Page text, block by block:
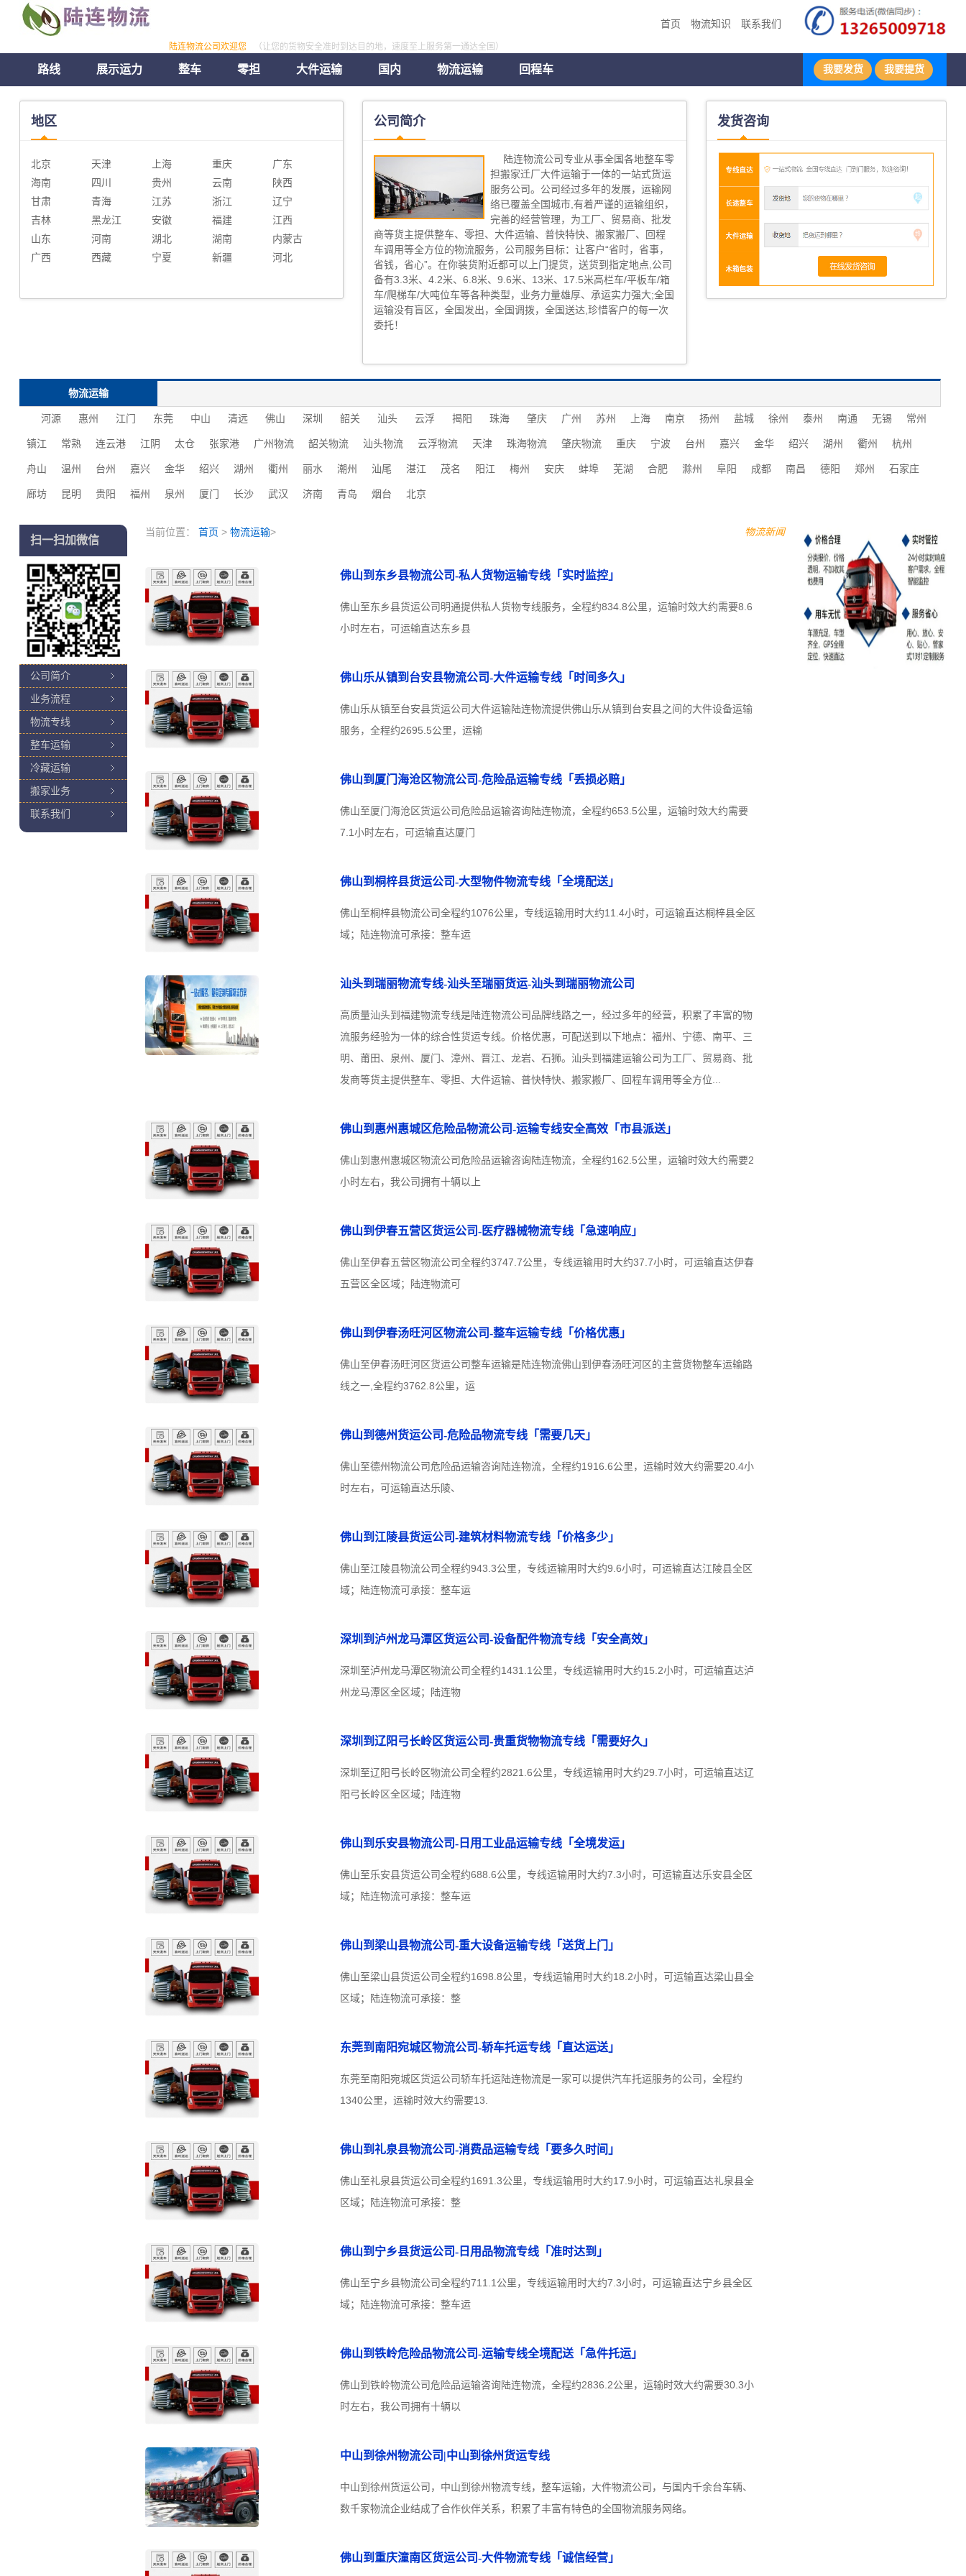
首页 物流知识 联系我们
陆连物流公司欢迎您 （让您的货物安全准时到达目的地，速度至上服务第一通达全国）
路线 展示运力 整车 零担 大件运输 国内 物流运输 回程车 我要发货 我要提货
地区
北京 天津 上海 重庆
广东
海南
四川 贵州 云南
陕西
甘肃
青海 江苏 浙江
辽宁
吉林
黑龙江 安徽 福建
江西
山东
河南 湖北 湖南
内蒙古
广西
西藏 宁夏 新疆 河北
公司简介
陆连物流公司专业从事全国各地整车零
担搬家迁厂大件运输于一体的一站式货运
服务公司。公司经过多年的发展，运输网
络已覆盖全国城市,有着严谨的运输组织，
完善的经营管理，为工厂、贸易商、批发
商等货主提供整车、零担、大件运输、普快特快、搬家搬厂、回程
车调用等全方位的物流服务，公司服务目标：让客户“省时，省事，
省钱，省心”。在你装货附近都可以上门提货，送货到指定地点,公司
备有3.3米、4.2米、6.8米、9.6米、13米、17.5米高栏车/平板车/箱
车/爬梯车/大吨位车等各种类型，业务力量雄厚、承运实力强大;全国
运输没有盲区，全国发出，全国调拨，全国送达,珍惜客户的每一次
委托！
发货咨询
物流运输
河源 惠州 江门 东莞 中山 清远 佛山 深圳 韶关 汕头 云浮 揭阳 珠海 肇庆 广州 苏州 上海 南京 扬州 盐城 徐州 泰州 南通 无锡 常州
镇江 常熟 连云港 江阴 太仓 张家港 广州物流 韶关物流 汕头物流 云浮物流 天津 珠海物流 肇庆物流 重庆 宁波 台州 嘉兴 金华 绍兴 湖州 衢州 杭州
舟山 温州 台州 嘉兴 金华 绍兴 湖州 衢州 丽水 潮州 汕尾 湛江 茂名 阳江 梅州 安庆 蚌埠 芜湖 合肥 滁州 阜阳 成都 南昌 德阳 郑州 石家庄
廊坊 昆明 贵阳 福州 泉州 厦门 长沙 ‌‌武汉 济南 青岛 烟台 北京
当前位置： 首页 > 物流运输> 物流新闻
佛山到东乡县物流公司-私人货物运输专线「实时监控」
佛山至东乡县货运公司明通提供私人货物专线服务，全程约834.8公里，运输时效大约需要8.6
小时左右，可运输直达东乡县
佛山乐从镇到台安县物流公司-大件运输专线「时间多久」
佛山乐从镇至台安县货运公司大件运输陆连物流提供佛山乐从镇到台安县之间的大件设备运输
服务，全程约2695.5公里，运输
佛山到厦门海沧区物流公司-危险品运输专线「丢损必赔」
佛山至厦门海沧区货运公司危险品运输咨询陆连物流，全程约653.5公里，运输时效大约需要
7.1小时左右，可运输直达厦门
佛山到桐梓县货运公司-大型物件物流专线「全境配送」
佛山至桐梓县物流公司全程约1076公里，专线运输用时大约11.4小时，可运输直达桐梓县全区
域；陆连物流可承接：整车运
汕头到瑞丽物流专线-汕头至瑞丽货运-汕头到瑞丽物流公司
高质量汕头到福建物流专线是陆连物流公司品牌线路之一，经过多年的经营，积累了丰富的物
流服务经验为一体的综合性货运专线。价格优惠，可配送到以下地点：福州、宁德、南平、三
明、莆田、泉州、厦门、漳州、晋江、龙岩、石狮。汕头到福建运输公司为工厂、贸易商、批
发商等货主提供整车、零担、大件运输、普快特快、搬家搬厂、回程车调用等全方位...
佛山到惠州惠城区危险品物流公司-运输专线安全高效「市县派送」
佛山到惠州惠城区物流公司危险品运输咨询陆连物流，全程约162.5公里，运输时效大约需要2
小时左右，我公司拥有十辆以上
佛山到伊春五营区货运公司-医疗器械物流专线「急速响应」
佛山至伊春五营区物流公司全程约3747.7公里，专线运输用时大约37.7小时，可运输直达伊春
五营区全区域；陆连物流可
佛山到伊春汤旺河区物流公司-整车运输专线「价格优惠」
佛山至伊春汤旺河区货运公司整车运输是陆连物流佛山到伊春汤旺河区的主营货物整车运输路
线之一,全程约3762.8公里，运
佛山到德州货运公司-危险品物流专线「需要几天」
佛山至德州物流公司危险品运输咨询陆连物流，全程约1916.6公里，运输时效大约需要20.4小
时左右，可运输直达乐陵、
佛山到江陵县货运公司-建筑材料物流专线「价格多少」
佛山至江陵县物流公司全程约943.3公里，专线运输用时大约9.6小时，可运输直达江陵县全区
域；陆连物流可承接：整车运
深圳到泸州龙马潭区货运公司-设备配件物流专线「安全高效」
深圳至泸州龙马潭区物流公司全程约1431.1公里，专线运输用时大约15.2小时，可运输直达泸
州龙马潭区全区域；陆连物
深圳到辽阳弓长岭区货运公司-贵重货物物流专线「需要好久」
深圳至辽阳弓长岭区物流公司全程约2821.6公里，专线运输用时大约29.7小时，可运输直达辽
阳弓长岭区全区域；陆连物
佛山到乐安县物流公司-日用工业品运输专线「全境发运」
佛山至乐安县货运公司全程约688.6公里，专线运输用时大约7.3小时，可运输直达乐安县全区
域；陆连物流可承接：整车运
佛山到梁山县物流公司-重大设备运输专线「送货上门」
佛山至梁山县货运公司全程约1698.8公里，专线运输用时大约18.2小时，可运输直达梁山县全
区域；陆连物流可承接：整
东莞到南阳宛城区物流公司-轿车托运专线「直达运送」
东莞至南阳宛城区货运公司轿车托运陆连物流是一家可以提供汽车托运服务的公司，全程约
1340公里，运输时效大约需要13.
佛山到礼泉县物流公司-消费品运输专线「要多久时间」
佛山至礼泉县货运公司全程约1691.3公里，专线运输用时大约17.9小时，可运输直达礼泉县全
区域；陆连物流可承接：整
佛山到宁乡县货运公司-日用品物流专线「准时达到」
佛山至宁乡县物流公司全程约711.1公里，专线运输用时大约7.3小时，可运输直达宁乡县全区
域；陆连物流可承接：整车运
佛山到铁岭危险品物流公司-运输专线全境配送「急件托运」
佛山到铁岭物流公司危险品运输咨询陆连物流，全程约2836.2公里，运输时效大约需要30.3小
时左右，我公司拥有十辆以
中山到徐州物流公司|中山到徐州货运专线
中山到徐州货运公司，中山到徐州物流专线，整车运输，大件物流公司，与国内千余台车辆、
数千家物流企业结成了合作伙伴关系，积累了丰富有特色的全国物流服务网络。
佛山到重庆潼南区货运公司-大件物流专线「诚信经营」
扫一扫加微信
公司简介
业务流程
物流专线
整车运输
冷藏运输
搬家业务
联系我们